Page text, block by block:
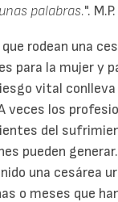
palabras.". M.P.
rodean una
para la mujer y
vital
veces los
del
pueden
una cesárea
o meses que